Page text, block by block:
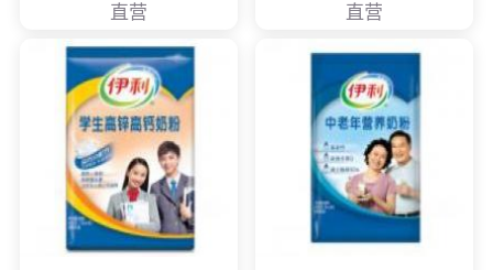
直营
清入门级摄像机
直营